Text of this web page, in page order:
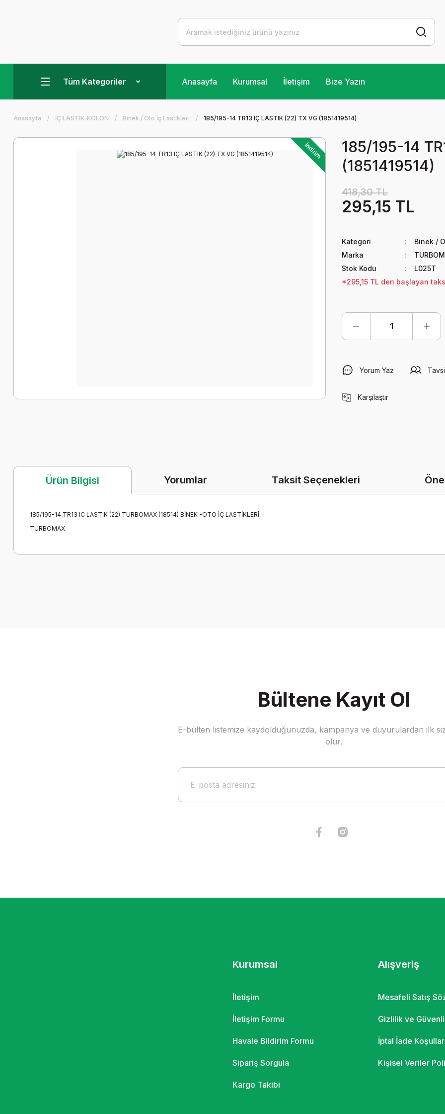
Tüm Kategoriler Anasayfa Kurumsal İletişim Bize Yazın
Anasayfa İÇ LASTİK-KOLON Binek / Oto İç Lastikleri 185/195-14 TR13 IÇ LASTIK (22) TX VG (1851419514)
İndirim
185/195-14
(1851419514)
418,30 TL
295,15 TL
Kategori
Binek /
Marka
Stok Kodu
L025T
*295,15 TL den başlayan
Yorum Yaz
Karşılaştır
Ürün Bilgisi Yorumlar Taksit Seçenekleri
185/195-14 TR13 IC LASTIK (22) TURBOMAX (18514) BİNEK -OTO İÇ LASTİKLERİ
TURBOMAX
Gönder
Bültene Kayıt Ol
E-bülten listemize kaydolduğunuzda, kampanya ve duyurulardan ilk
olur.
Kurumsal
İletişim
İletişim Formu
Havale Bildirim Formu
Sipariş Sorgula
Kargo Takibi
Alışveriş
Mesafeli Satış
Gizlilik ve
İptal İade
Kişisel Veriler